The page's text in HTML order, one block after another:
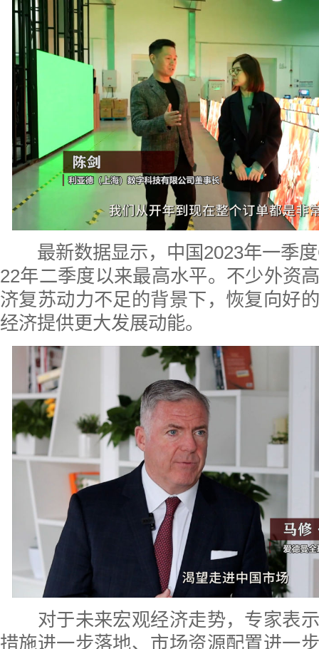
最新数据显示，中国2023年一季度
22年二季度以来最高水平。不少外资
济复苏动力不足的背景下，恢复向好
经济提供更大发展动能。
对于未来宏观经济走势，专家表示
措施进一步落地、市场资源配置进一